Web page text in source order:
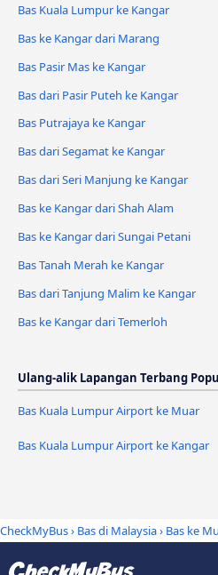
Bas Kuala Lumpur ke Kangar
Bas ke Kangar dari Marang
Bas Pasir Mas ke Kangar
Bas dari Pasir Puteh ke Kangar
Bas Putrajaya ke Kangar
Bas dari Segamat ke Kangar
Bas dari Seri Manjung ke Kangar
Bas ke Kangar dari Shah Alam
Bas ke Kangar dari Sungai Petani
Bas Tanah Merah ke Kangar
Bas dari Tanjung Malim ke Kangar
Bas ke Kangar dari Temerloh
Ulang-alik Lapangan Terbang
Bas Kuala Lumpur Airport ke Muar
Bas Kuala Lumpur Airport ke Kangar
CheckMyBus› Bas di Malaysia› Bas ke